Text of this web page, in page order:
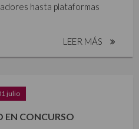
hasta plataformas
LEER MÁS
julio
EN CONCURSO